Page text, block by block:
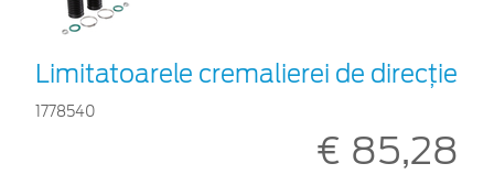
Limitatoarele cremalierei de direcţie
1778540
€ 85,28